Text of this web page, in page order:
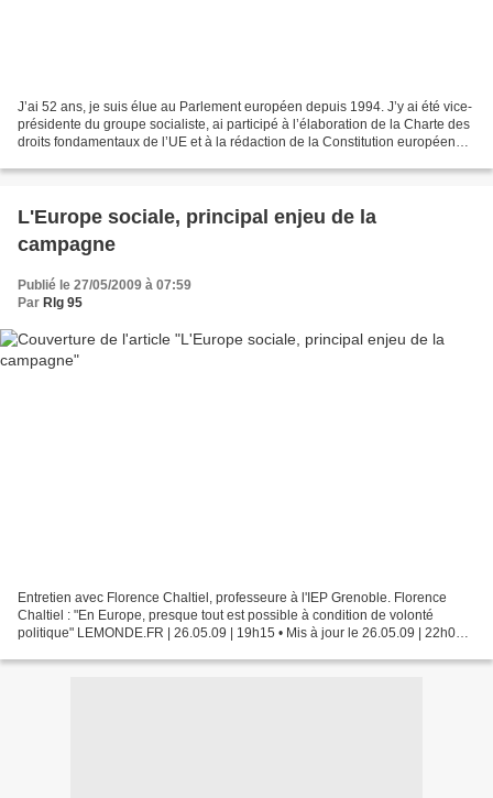
J’ai 52 ans, je suis élue au Parlement européen depuis 1994. J’y ai été vice-
présidente du groupe socialiste, ai participé à l’élaboration de la Charte des
droits fondamentaux de l’UE et à la rédaction de la Constitution européenne,
L'Europe sociale, principal enjeu de la
campagne
Publié le 27/05/2009 à 07:59
Par Rlg 95
Entretien avec Florence Chaltiel, professeure à l'IEP Grenoble. Florence
Chaltiel : "En Europe, presque tout est possible à condition de volonté
politique" LEMONDE.FR | 26.05.09 | 19h15 • Mis à jour le 26.05.09 | 22h07 a